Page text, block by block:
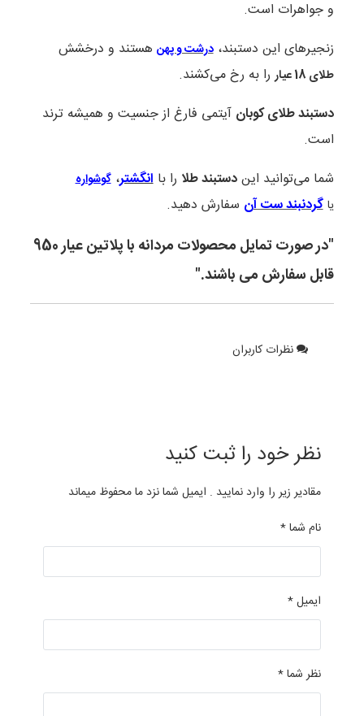
و جواهرات است.
زنجیرهای این دستبند، درشت و پهن هستند و درخشش
طلای 18 عیار
را به رخ می‌کشند.
دستبند طلای کوبان آیتمی فارغ از جنسیت و همیشه ترند
است.
شما می‌توانید ایندستبند طلا را باانگشتر،گوشواره
یا گردنبند ست آن سفارش دهید.
"در صورت تمایل محصولات مردانه با پلاتین عیار 950
قابل سفارش می باشند."
نظرات کاربران
نظر خود را ثبت کنید
مقادیر زیر را وارد نمایید . ایمیل شما نزد ما محفوظ میماند
نام شما *
ایمیل *
نظر شما *